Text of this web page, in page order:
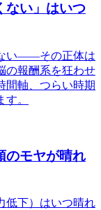
い」はいつ
い——その正体は
の報酬系を狂わせ
間軸、つらい時期
。
のモヤが晴れ
低下）はいつ晴れ